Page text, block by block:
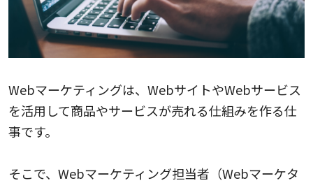
Webマーケティングは、WebサイトやWebサービス
を活用して商品やサービスが売れる仕組みを作る仕
事です。
そこで、Webマーケティング担当者（Webマーケタ